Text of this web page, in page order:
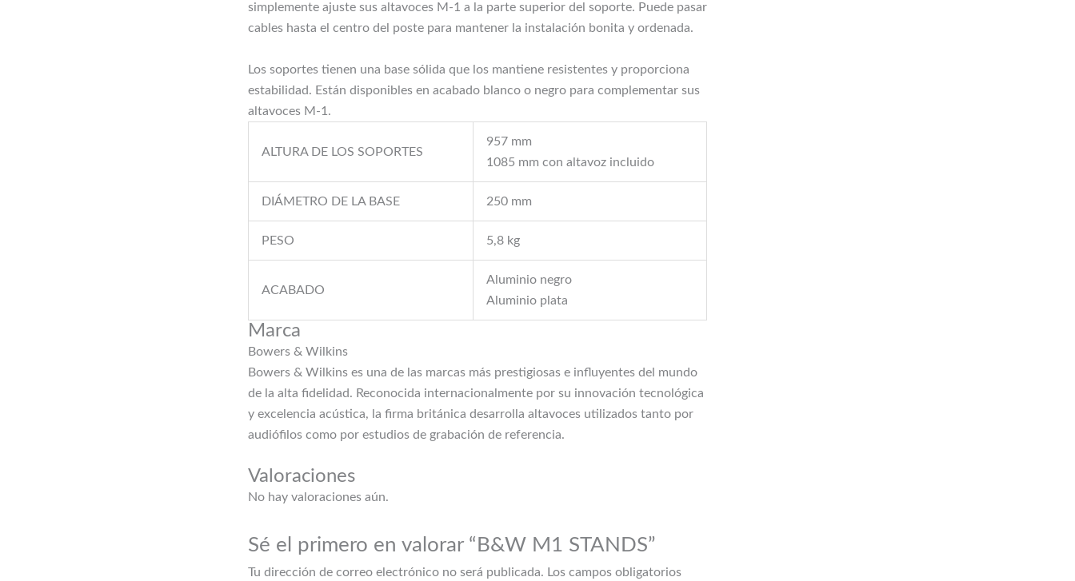
simplemente ajuste sus altavoces M-1 a la parte superior del soporte. Puede pasar
cables hasta el centro del poste para mantener la instalación bonita y ordenada.
Los soportes tienen una base sólida que los mantiene resistentes y proporciona
estabilidad. Están disponibles en acabado blanco o negro para complementar sus
altavoces M-1.
ALTURA DE LOS SOPORTES
957 mm
1085 mm con altavoz incluido
DIÁMETRO DE LA BASE 250 mm
PESO 5,8 kg
ACABADO
Aluminio negro
Aluminio plata
Marca
Bowers & Wilkins
Bowers & Wilkins es una de las marcas más prestigiosas e influyentes del mundo
de la alta fidelidad. Reconocida internacionalmente por su innovación tecnológica
y excelencia acústica, la firma británica desarrolla altavoces utilizados tanto por
audiófilos como por estudios de grabación de referencia.
Valoraciones
No hay valoraciones aún.
Sé el primero en valorar “B&W M1 STANDS”
Tu dirección de correo electrónico no será publicada. Los campos obligatorios